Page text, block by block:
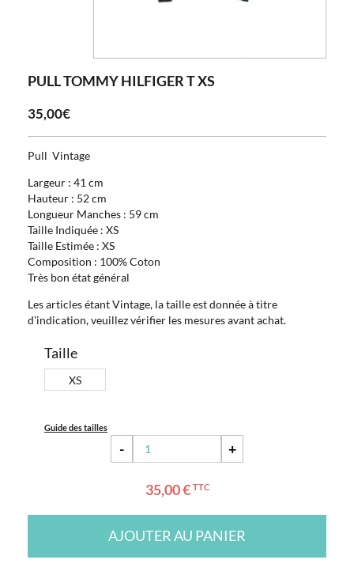
PULL TOMMY HILFIGER T XS
35,00€
Pull Vintage
Largeur : 41 cm
Hauteur : 52 cm
Longueur Manches : 59 cm
Taille Indiquée : XS
Taille Estimée : XS
Composition : 100% Coton
Très bon état général
Les articles étant Vintage, la taille est donnée à titre
d'indication, veuillez vérifier les mesures avant achat.
Taille
XS
Guide des tailles
- +
35,00 € TTC
AJOUTER AU PANIER